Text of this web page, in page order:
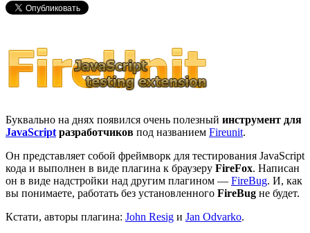
Буквально на днях появился очень полезный инструмент для
JavaScript разработчиков под названием Fireunit.
Он представляет собой фреймворк для тестирования JavaScript
кода и выполнен в виде плагина к браузеру FireFox. Написан
он в виде надстройки над другим плагином — FireBug. И, как
вы понимаете, работать без установленного FireBug не будет.
Кстати, авторы плагина: John Resig и Jan Odvarko.